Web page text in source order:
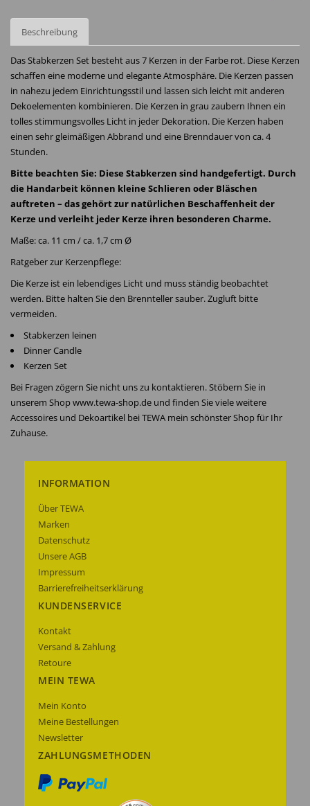
Beschreibung
Das Stabkerzen Set besteht aus 7 Kerzen in der Farbe rot. Diese Kerzen
schaffen eine moderne und elegante Atmosphäre. Die Kerzen passen
in nahezu jedem Einrichtungsstil und lassen sich leicht mit anderen
Dekoelementen kombinieren. Die Kerzen in grau zaubern Ihnen ein
tolles stimmungsvolles Licht in jeder Dekoration. Die Kerzen haben
einen sehr gleimäßigen Abbrand und eine Brenndauer von ca. 4
Stunden.
Bitte beachten Sie: Diese Stabkerzen sind handgefertigt. Durch
die Handarbeit können kleine Schlieren oder Bläschen
auftreten – das gehört zur natürlichen Beschaffenheit der
Kerze und verleiht jeder Kerze ihren besonderen Charme.
Maße: ca. 11 cm / ca. 1,7 cm Ø
Ratgeber zur Kerzenpflege:
Die Kerze ist ein lebendiges Licht und muss ständig beobachtet
werden. Bitte halten Sie den Brennteller sauber. Zugluft bitte
vermeiden.
Stabkerzen leinen
Dinner Candle
Kerzen Set
Bei Fragen zögern Sie nicht uns zu kontaktieren. Stöbern Sie in
unserem Shop www.tewa-shop.de und finden Sie viele weitere
Accessoires und Dekoartikel bei TEWA mein schönster Shop für Ihr
Zuhause.
INFORMATION
Über TEWA
Marken
Datenschutz
Unsere AGB
Impressum
Barrierefreiheitserklärung
KUNDENSERVICE
Kontakt
Versand & Zahlung
Retoure
MEIN TEWA
Mein Konto
Meine Bestellungen
Newsletter
ZAHLUNGSMETHODEN